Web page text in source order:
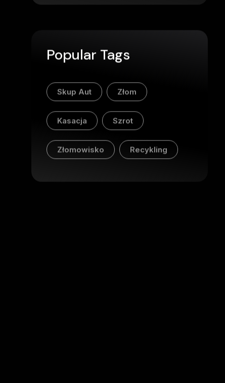
Popular Tags
Skup Aut Złom
Kasacja Szrot
Złomowisko Recykling